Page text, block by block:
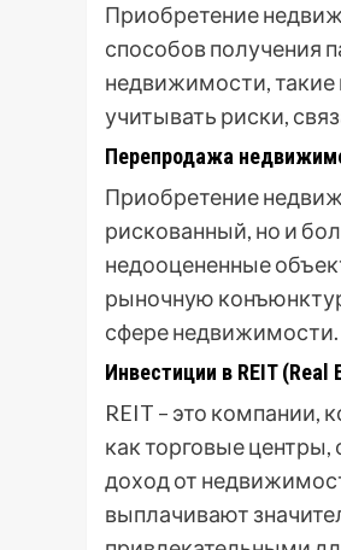
Приобретение
способов получения
недвижимости,
учитывать риски,
Перепродажа
Приобретение
рискованный, но и
недооцененные
рыночную
сфере недвижимости.
Инвестиции в REIT
REIT – это
как торговые
доход от
выплачивают